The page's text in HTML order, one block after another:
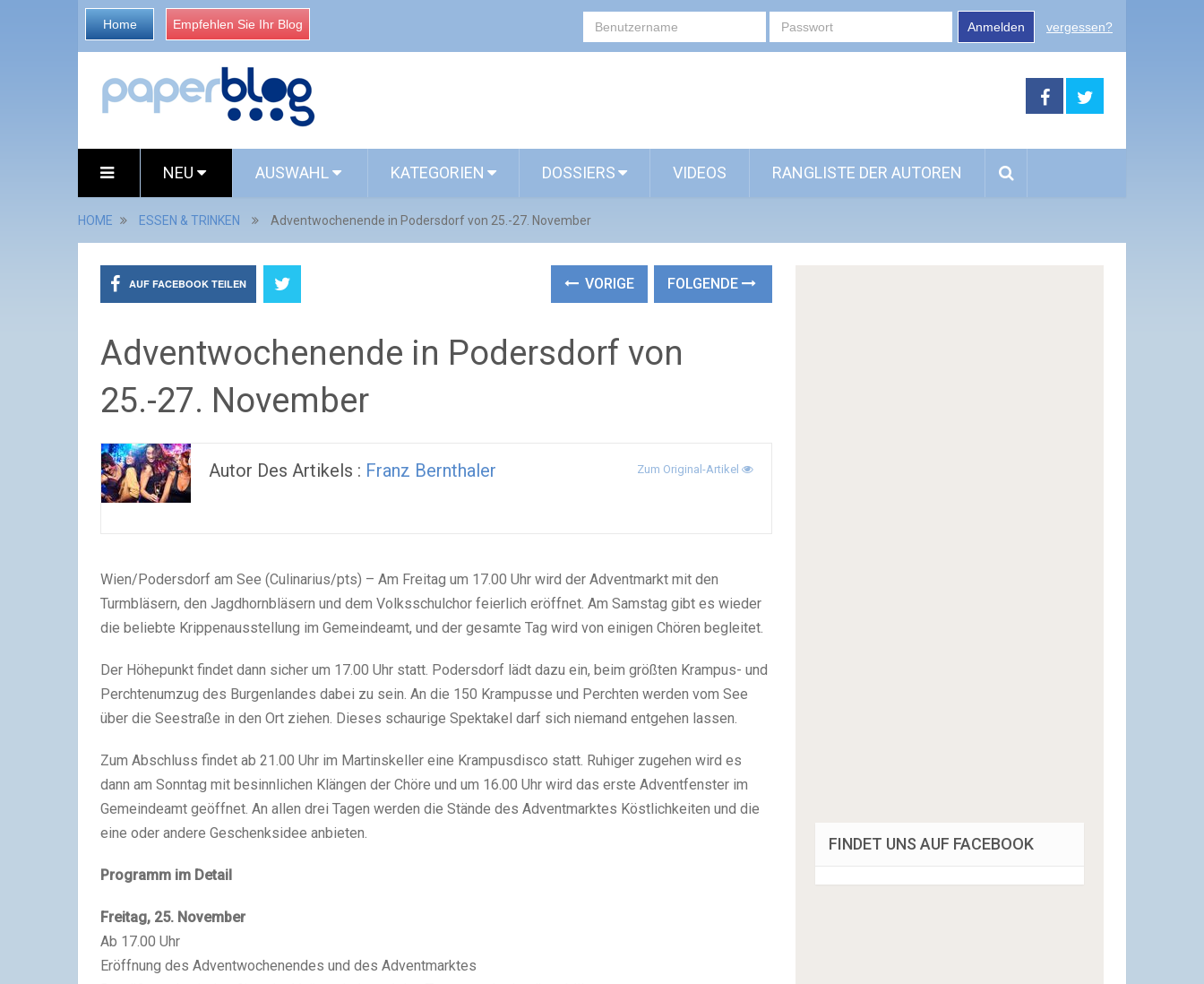
Home Empfehlen Sie Ihr Blog Anmelden vergessen?
NEU AUSWAHL KATEGORIEN DOSSIERS VIDEOS RANGLISTE DER AUTOREN
HOME ESSEN & TRINKEN Adventwochenende in Podersdorf von 25.-27. November
AUF FACEBOOK TEILEN VORIGE FOLGENDE
Adventwochenende in Podersdorf von
25.-27. November
Autor Des Artikels : Franz Bernthaler Zum Original-Artikel
Wien/Podersdorf am See (Culinarius/pts) – Am Freitag um 17.00 Uhr wird der Adventmarkt mit den
Turmbläsern, den Jagdhornbläsern und dem Volksschulchor feierlich eröffnet. Am Samstag gibt es wieder
die beliebte Krippenausstellung im Gemeindeamt, und der gesamte Tag wird von einigen Chören begleitet.
Der Höhepunkt findet dann sicher um 17.00 Uhr statt. Podersdorf lädt dazu ein, beim größten Krampus- und
Perchtenumzug des Burgenlandes dabei zu sein. An die 150 Krampusse und Perchten werden vom See
über die Seestraße in den Ort ziehen. Dieses schaurige Spektakel darf sich niemand entgehen lassen.
Zum Abschluss findet ab 21.00 Uhr im Martinskeller eine Krampusdisco statt. Ruhiger zugehen wird es
dann am Sonntag mit besinnlichen Klängen der Chöre und um 16.00 Uhr wird das erste Adventfenster im
Gemeindeamt geöffnet. An allen drei Tagen werden die Stände des Adventmarktes Köstlichkeiten und die
eine oder andere Geschenksidee anbieten.
Programm im Detail
Freitag, 25. November
Ab 17.00 Uhr
Eröffnung des Adventwochenendes und des Adventmarktes
FINDET UNS AUF FACEBOOK